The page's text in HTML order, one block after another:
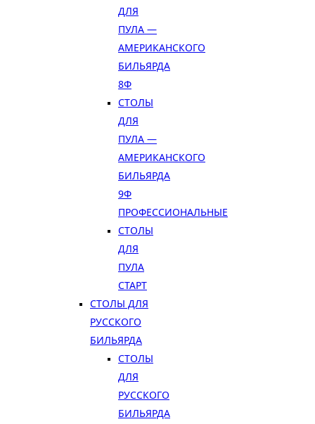
ДЛЯ
ПУЛА —
АМЕРИКАНСКОГО
БИЛЬЯРДА
8Ф
СТОЛЫ
ДЛЯ
ПУЛА —
АМЕРИКАНСКОГО
БИЛЬЯРДА
9Ф
ПРОФЕССИОНАЛЬНЫЕ
СТОЛЫ
ДЛЯ
ПУЛА
СТАРТ
СТОЛЫ ДЛЯ
РУССКОГО
БИЛЬЯРДА
СТОЛЫ
ДЛЯ
РУССКОГО
БИЛЬЯРДА